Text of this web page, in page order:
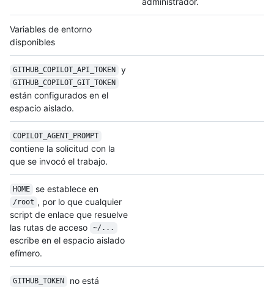
Variables de entorno
disponibles
GITHUB_COPILOT_ API_TOKEN y
GITHUB_COPILOT_ GIT_TOKEN
están configurados en el
espacio aislado.
COPILOT_AGENT_ PROMPT
contiene la solicitud con la
que se invocó el trabajo.
HOME se establece en
/root , por lo que cualquier
script de enlace que resuelve
las rutas de acceso
~/...
escribe en el espacio aislado
efímero.
GITHUB_TOKEN
no está